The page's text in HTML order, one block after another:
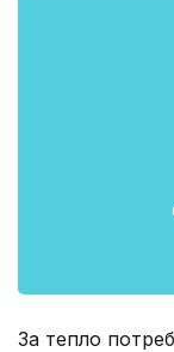
За тепло